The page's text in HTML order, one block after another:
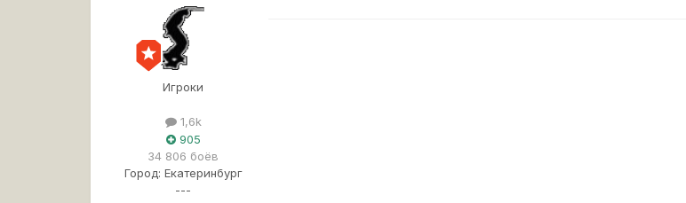
Игроки
1,6k
905
34 806 боёв
Город: Екатеринбург
---